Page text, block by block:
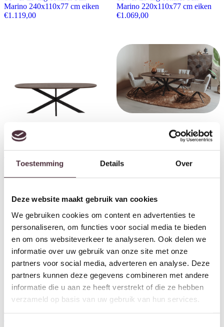
Toestemming Details Over
Deze website maakt gebruik van cookies
We gebruiken cookies om content en advertenties te
personaliseren, om functies voor social media te bieden
en om ons websiteverkeer te analyseren. Ook delen we
informatie over uw gebruik van onze site met onze
partners voor social media, adverteren en analyse. Deze
partners kunnen deze gegevens combineren met andere
informatie die u aan ze heeft verstrekt of die ze hebben
verzameld op basis van uw gebruik van hun services.
Marino 240x110x77 cm eiken
€1.119,00
Marino 220x110x77 cm eiken
€1.069,00
Tower Living eettafel San
Marino 200x110x77 cm eiken
€999,00
Marino 180x100x77 cm eiken